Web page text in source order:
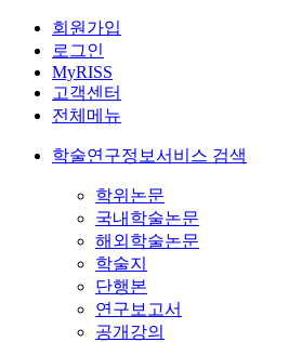
회원가입
로그인
MyRISS
고객센터
전체메뉴
학술연구정보서비스 검색
학위논문
국내학술논문
해외학술논문
학술지
단행본
연구보고서
공개강의